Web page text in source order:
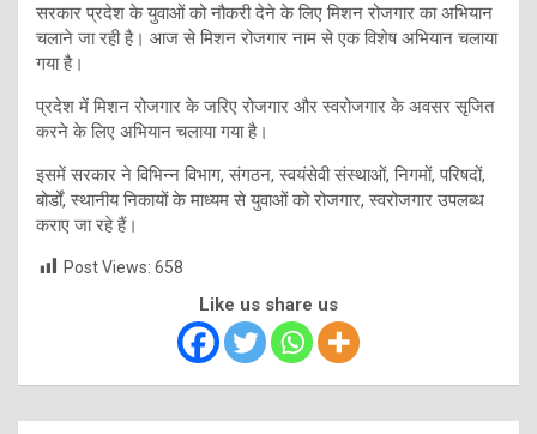
सरकार प्रदेश के युवाओं को नौकरी देने के लिए मिशन रोजगार का अभियान
चलाने जा रही है। आज से मिशन रोजगार नाम से एक विशेष अभियान चलाया
गया है।
प्रदेश में मिशन रोजगार के जरिए रोजगार और स्वरोजगार के अवसर सृजित
करने के लिए अभियान चलाया गया है।
इसमें सरकार ने विभिन्न विभाग, संगठन, स्वयंसेवी संस्थाओं, निगमों, परिषदों,
बोर्डों, स्थानीय निकायों के माध्यम से युवाओं को रोजगार, स्वरोजगार उपलब्ध
कराए जा रहे हैं।
Post Views: 658
Like us share us